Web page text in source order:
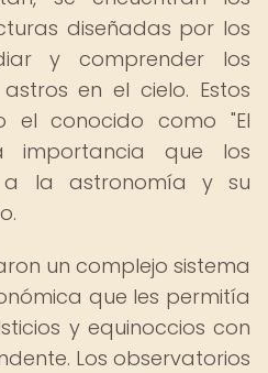
diseñadas por los
y comprender los
en el cielo. Estos
el conocido como "El
importancia que los
la astronomía y su
un complejo sistema
que les permitía
y equinoccios con
Los observatorios